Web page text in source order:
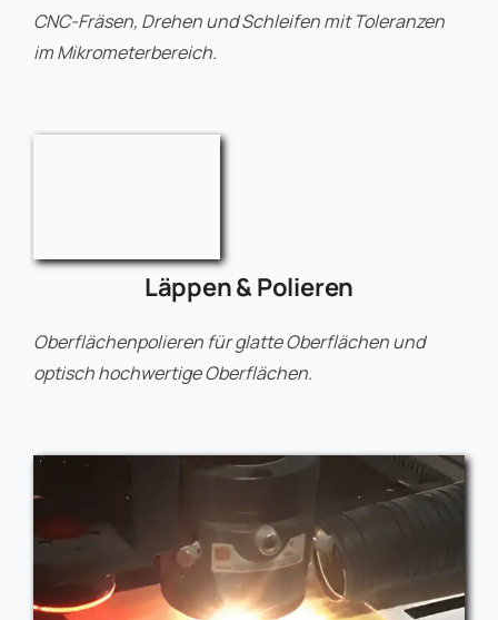
CNC-Fräsen, Drehen und Schleifen mit Toleranzen
im Mikrometerbereich.
Läppen & Polieren
Oberflächenpolieren für glatte Oberflächen und
optisch hochwertige Oberflächen.